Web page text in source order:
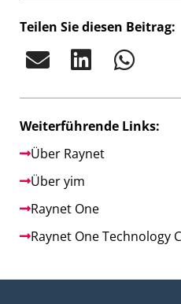
Teilen Sie diesen Beitrag:
Weiterführende Links:
Über Raynet
Über yim
Raynet One
Raynet One Technology